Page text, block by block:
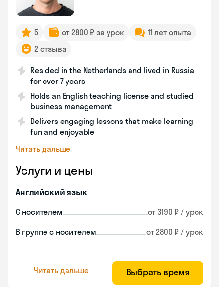
5 от 2800 ₽ за урок
11 лет опыта
2 отзыва
Resided in the Netherlands and lived in Russia
for over 7 years
Holds an English teaching license and studied
business management
Delivers engaging lessons that make learning
fun and enjoyable
Читать дальше
Услуги и цены
Английский язык
С носителем от 3190 ₽ / урок
В группе с носителем от 2800 ₽ / урок
Читать дальше Выбрать время